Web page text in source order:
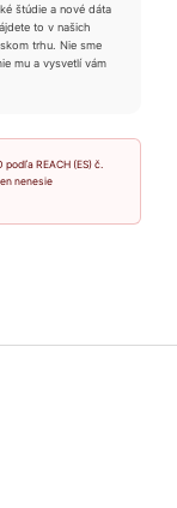
štúdie a nové dáta
to v našich
trhu. Nie sme
mu a vysvetlí vám
REACH (ES) č.
nenesie